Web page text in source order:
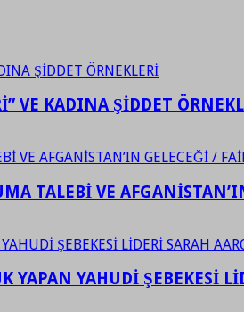
VE KADINA ŞİDDET
TALEBİ VE
YAPAN YAHUDİ ŞEBEKESİ